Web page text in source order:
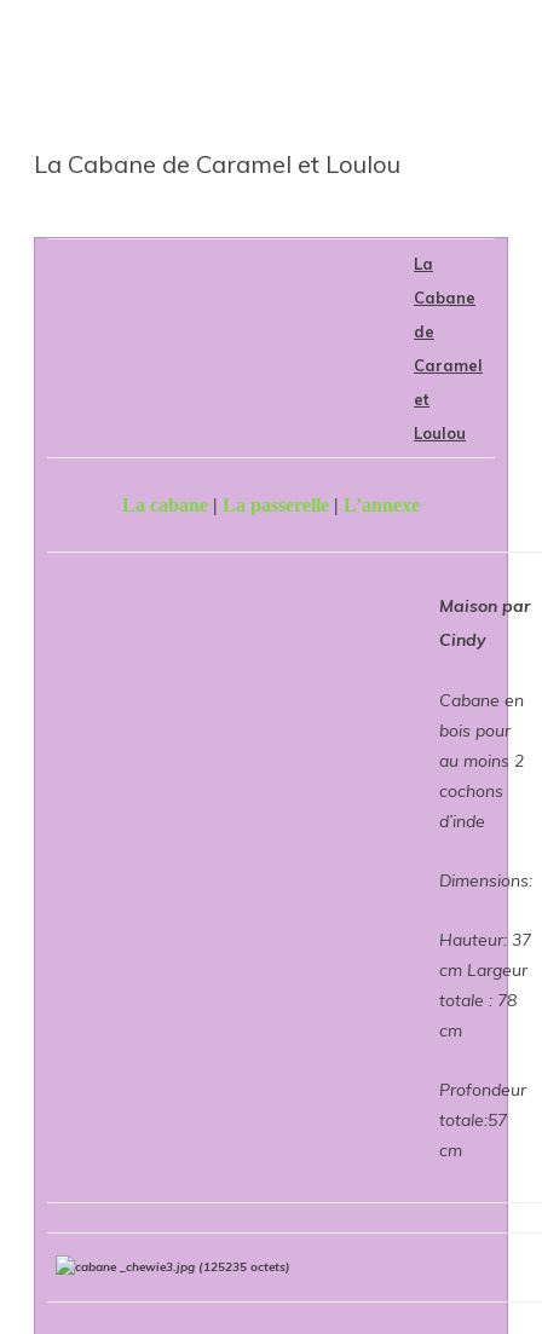
La Cabane de Caramel et Loulou
La
Cabane
de
Caramel
et
Loulou
La cabane | La passerelle | L’annexe
Maison par
Cindy
Cabane en
bois pour
au moins 2
cochons
d’inde
Dimensions:
Hauteur: 37
cm Largeur
totale : 78
cm
Profondeur
totale:57
cm